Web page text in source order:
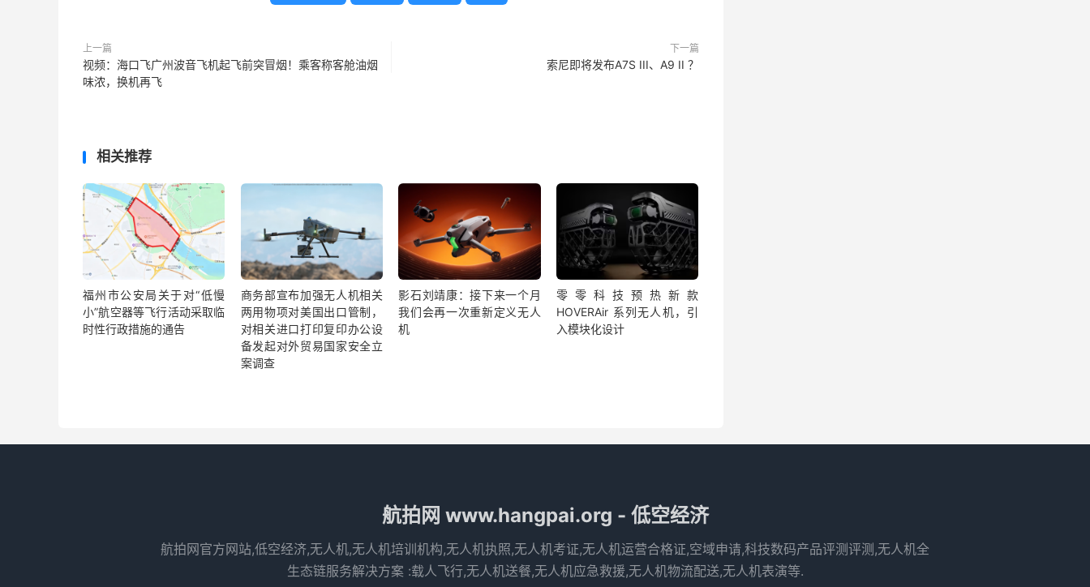
上一篇
视频：海口飞广州波音飞机起飞前突冒烟！乘客称客舱油烟
味浓，换机再飞
下一篇
索尼即将发布A7S III、A9 II ？
相关推荐
福州市公安局关于对“低慢
小”航空器等飞行活动采取临
时性行政措施的通告
商务部宣布加强无人机相关
两用物项对美国出口管制，
对相关进口打印复印办公设
备发起对外贸易国家安全立
案调查
影石刘靖康：接下来一个月
我们会再一次重新定义无人
机
零零科技预热新款
HOVERAir 系列无人机，引
入模块化设计
航拍网 www.hangpai.org - 低空经济
航拍网官方网站,低空经济,无人机,无人机培训机构,无人机执照,无人机考证,无人机运营合格证,空域申请,科技数码产品评测评测,无人机全
生态链服务解决方案 :载人飞行,无人机送餐,无人机应急救援,无人机物流配送,无人机表演等.